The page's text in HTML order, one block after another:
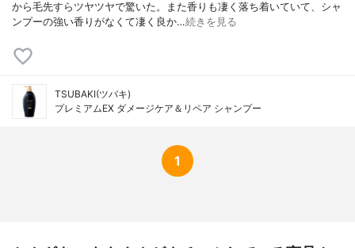
から毛先すらツヤツヤで驚いた。また香りも凄く落ち着いていて、シャ
ンプーの強い香りがなくて凄く良か…続きを見る
TSUBAKI(ツバキ)
プレミアムEX ダメージケア＆リペア シャンプー
1